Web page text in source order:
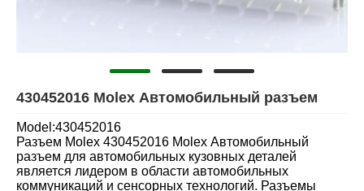
430452016 Molex Автомобильный разъем
Model:430452016
Разъем Molex 430452016 Molex Автомобильный
разъем для автомобильных кузовных деталей
является лидером в области автомобильных
коммуникаций и сенсорных технологий. Разъемы